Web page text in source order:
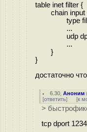
table inet filter {
chain input
type filter
...
udp dport
...
}
}
достаточно
6.30 ,Аноним
[ответить] [к
>
tcp dport